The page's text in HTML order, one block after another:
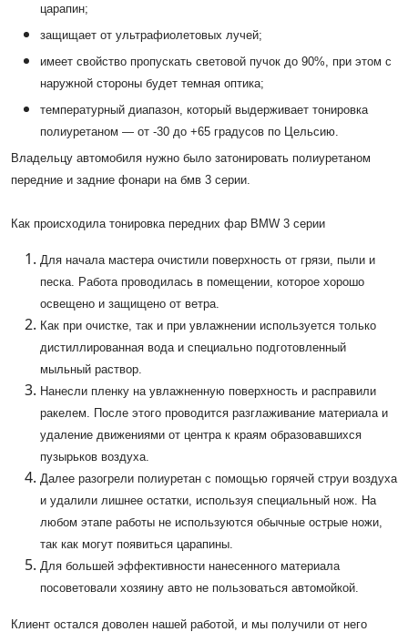
царапин;
защищает от ультрафиолетовых лучей;
имеет свойство пропускать световой пучок до 90%, при этом с
наружной стороны будет темная оптика;
температурный диапазон, который выдерживает тонировка
полиуретаном — от -30 до +65 градусов по Цельсию.
Владельцу автомобиля нужно было затонировать полиуретаном
передние и задние фонари на бмв 3 серии.
Как происходила тонировка передних фар BMW 3 серии
Для начала мастера очистили поверхность от грязи, пыли и
песка. Работа проводилась в помещении, которое хорошо
освещено и защищено от ветра.
Как при очистке, так и при увлажнении используется только
дистиллированная вода и специально подготовленный
мыльный раствор.
Нанесли пленку на увлажненную поверхность и расправили
ракелем. После этого проводится разглаживание материала и
удаление движениями от центра к краям образовавшихся
пузырьков воздуха.
Далее разогрели полиуретан с помощью горячей струи воздуха
и удалили лишнее остатки, используя специальный нож. На
любом этапе работы не используются обычные острые ножи,
так как могут появиться царапины.
Для большей эффективности нанесенного материала
посоветовали хозяину авто не пользоваться автомойкой.
Клиент остался доволен нашей работой, и мы получили от него